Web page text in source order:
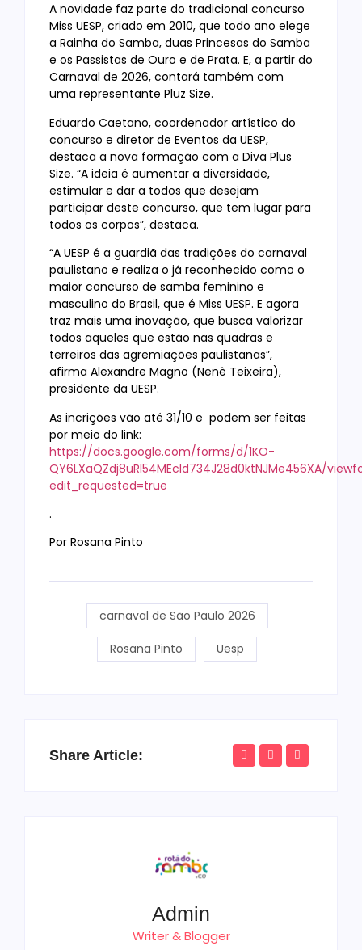
A novidade faz parte do tradicional concurso
Miss UESP, criado em 2010, que todo ano elege
a Rainha do Samba, duas Princesas do Samba
e os Passistas de Ouro e de Prata. E, a partir do
Carnaval de 2026, contará também com
uma representante Pluz Size.
Eduardo Caetano, coordenador artístico do
concurso e diretor de Eventos da UESP,
destaca a nova formação com a Diva Plus
Size. “A ideia é aumentar a diversidade,
estimular e dar a todos que desejam
participar deste concurso, que tem lugar para
todos os corpos”, destaca.
“A UESP é a guardiã das tradições do carnaval
paulistano e realiza o já reconhecido como o
maior concurso de samba feminino e
masculino do Brasil, que é Miss UESP. E agora
traz mais uma inovação, que busca valorizar
todos aqueles que estão nas quadras e
terreiros das agremiações paulistanas”,
afirma Alexandre Magno (Nenê Teixeira),
presidente da UESP.
As incrições vão até 31/10 e podem ser feitas
por meio do link:
https://docs.google.com/forms/d/1KO-
QY6LXaQZdj8uRl54MEcld734J28d0ktNJMe456XA/
edit_requested=true
.
Por Rosana Pinto
carnaval de São Paulo 2026
Rosana Pinto Uesp
Share Article:
Admin
Writer & Blogger